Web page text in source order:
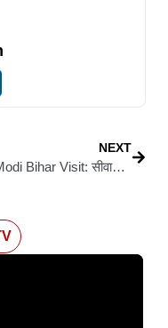
NEXT
PM Modi Bihar Visit: सीवान के जसौली में 20 जून को प्रधानमंत्री का आगमन, प्रशासन ने शुरू की व्यापक तैयारी